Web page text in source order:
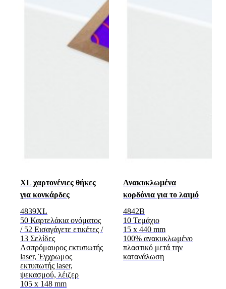
XL χαρτονένιες θήκες
για κονκάρδες
4839XL
50 Καρτελάκια ονόματος
/ 52 Εισαγάγετε ετικέτες /
13 Σελίδες
Ασπρόμαυρος εκτυπωτής
laser, Έγχρωμος
εκτυπωτής laser,
ψεκασμού, λέιζερ
105 x 148 mm
Ανακυκλωμένα
κορδόνια για το λαιμό
4842B
10 Τεμάχιο
15 x 440 mm
100% ανακυκλωμένο
πλαστικό μετά την
κατανάλωση